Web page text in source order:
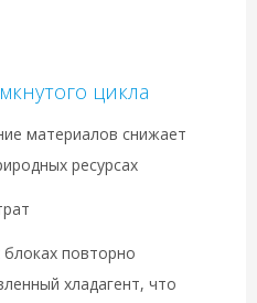
цикла
материалов снижает
ресурсах
повторно
хладагент, что